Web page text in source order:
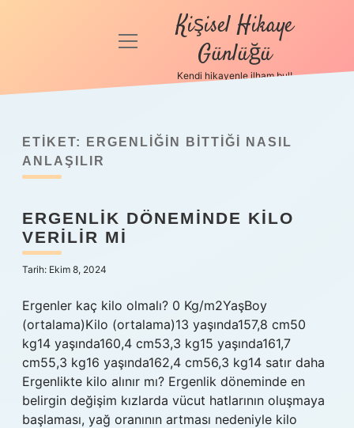
Anasayfa
Politikası
Yasal Uyarı
Hakkımızda
menüyü
Kişisel Hikaye
Günlüğü
Kendi hikayenle ilham bul!
ETIKET:
ERGENLIĞIN BITTIĞI NASIL
ANLAŞILIR
ERGENLIK DÖNEMINDE KILO
VERILIR MI
Tarih: Ekim 8, 2024
Ergenler kaç kilo olmalı? 0 Kg/m2YaşBoy
(ortalama)Kilo (ortalama)13 yaşında157,8 cm50
kg14 yaşında160,4 cm53,3 kg15 yaşında161,7
cm55,3 kg16 yaşında162,4 cm56,3 kg14 satır daha
Ergenlikte kilo alınır mı? Ergenlik döneminde en
belirgin değişim kızlarda vücut hatlarının oluşmaya
başlaması, yağ oranının artması nedeniyle kilo